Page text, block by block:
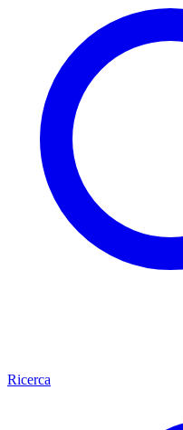
Ricerca